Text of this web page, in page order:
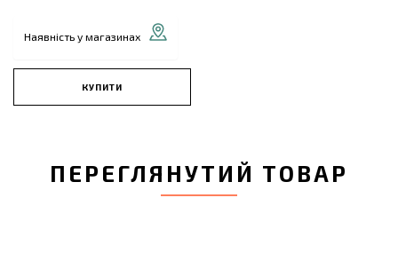
Наявність у магазинах
КУПИТИ
ПЕРЕГЛЯНУТИЙ ТОВАР